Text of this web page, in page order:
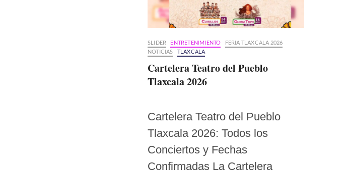
SLIDER ENTRETENIMIENTO
FERIA TLAXCALA 2026
NOTICIAS
TLAXCALA
Cartelera Teatro del Pueblo
Tlaxcala 2026
Cartelera Teatro del Pueblo
Tlaxcala 2026: Todos los
Conciertos y Fechas
Confirmadas La Cartelera